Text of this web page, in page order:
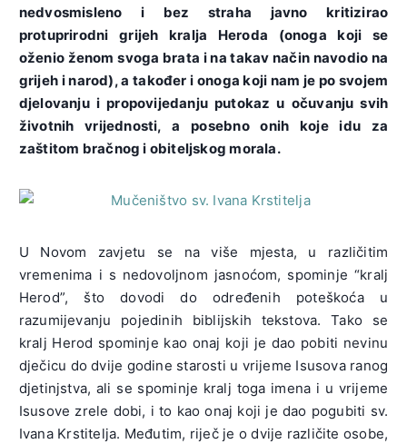
nedvosmisleno i bez straha javno kritizirao
protuprirodni grijeh kralja Heroda (onoga koji se
oženio ženom svoga brata i na takav način navodio na
grijeh i narod), a također i onoga koji nam je po svojem
djelovanju i propovijedanju putokaz u očuvanju svih
životnih vrijednosti, a posebno onih koje idu za
zaštitom bračnog i obiteljskog morala.
U Novom zavjetu se na više mjesta, u različitim
vremenima i s nedovoljnom jasnoćom, spominje “kralj
Herod”, što dovodi do određenih poteškoća u
razumijevanju pojedinih biblijskih tekstova. Tako se
kralj Herod spominje kao onaj koji je dao pobiti nevinu
dječicu do dvije godine starosti u vrijeme Isusova ranog
djetinjstva, ali se spominje kralj toga imena i u vrijeme
Isusove zrele dobi, i to kao onaj koji je dao pogubiti sv.
Ivana Krstitelja. Međutim, riječ je o dvije različite osobe,